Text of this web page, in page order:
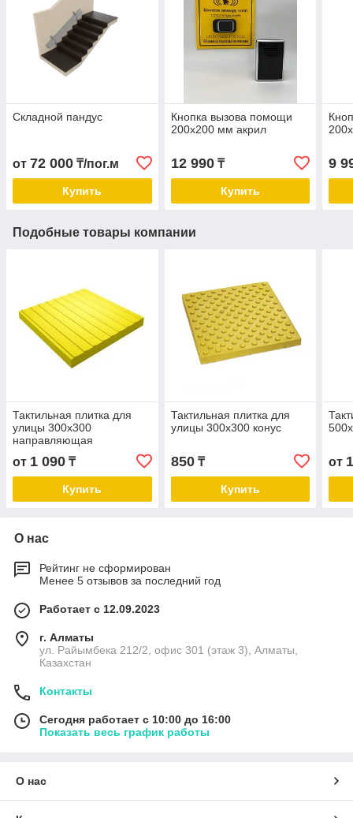
Складной пандус
от 72 000 ₸/пог.м
Купить
Кнопка вызова помощи
200х200 мм акрил
12 990₸
Купить
9
Подобные товары компании
Тактильная плитка для
улицы 300х300
направляющая
от 1 090 ₸
Купить
Тактильная плитка для
улицы 300х300 конус
850₸
Купить
от
О нас
Рейтинг не сформирован
Менее 5 отзывов за последний год
Работает с 12.09.2023
г. Алматы
ул. Райымбека 212/2, офис 301 (этаж 3), Алматы,
Казахстан
Контакты
Сегодня работает с 10:00 до 16:00
Показать весь график работы
О нас